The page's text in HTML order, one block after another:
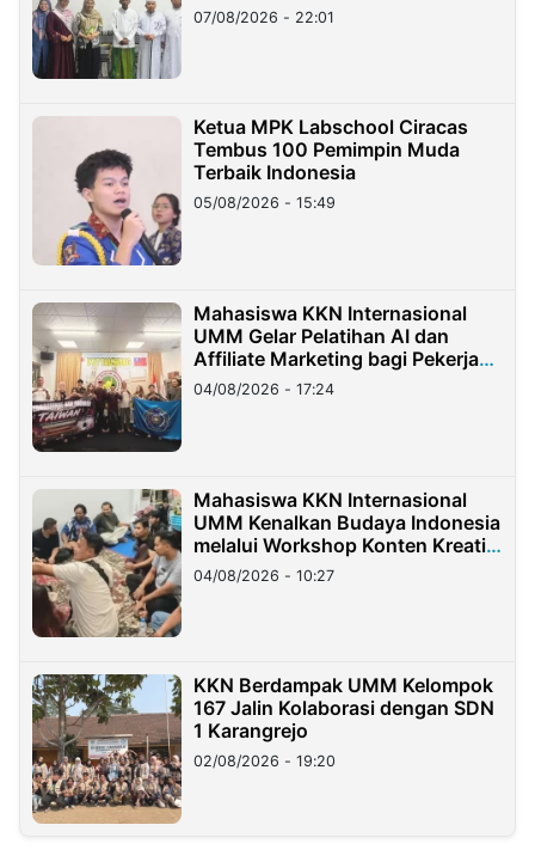
07/08/2026 - 22:01
Ketua MPK Labschool Ciracas
Tembus 100 Pemimpin Muda
Terbaik Indonesia
05/08/2026 - 15:49
Mahasiswa KKN Internasional
UMM Gelar Pelatihan AI dan
Affiliate Marketing bagi Pekerja
Migran Indonesia di Taiwan
04/08/2026 - 17:24
Mahasiswa KKN Internasional
UMM Kenalkan Budaya Indonesia
melalui Workshop Konten Kreatif
di Taiwan
04/08/2026 - 10:27
KKN Berdampak UMM Kelompok
167 Jalin Kolaborasi dengan SDN
1 Karangrejo
02/08/2026 - 19:20